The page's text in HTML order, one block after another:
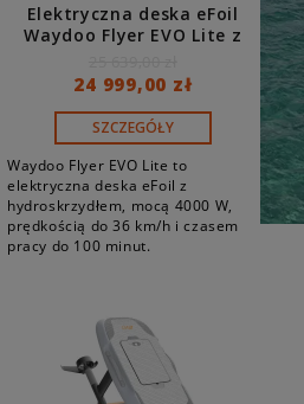
Elektryczna deska eFoil
Waydoo Flyer EVO Lite z
akumulatorem 1800 Wh
24 999,00 zł
SZCZEGÓŁY
Waydoo Flyer EVO Lite to
elektryczna deska eFoil z
hydroskrzydłem, mocą 4000 W,
prędkością do 36 km/h i czasem
pracy do 100 minut.